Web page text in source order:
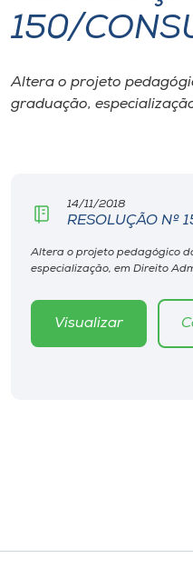
I.nova
Diplomados
CPA
Biblioteca
Editora
150/
Altera o projeto
graduação,
14/11/2018
RESOLUÇÃO Nº
Altera o projeto pedagógico
especialização, em Direito
Visualizar